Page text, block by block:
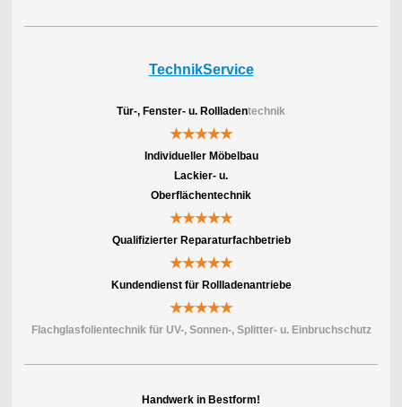
TechnikService
Tür-, Fenster- u. Rollladentechnik
★★★★★
Individueller Möbelbau
Lackier- u.
Oberflächentechnik
★★★★★
Qualifizierter Reparaturfachbetrieb
★★★★★
Kundendienst für Rollladenantriebe
★★★★★
Flachglasfolientechnik für UV-, Sonnen-, Splitter- u. Einbruchschutz
Handwerk in Bestform!